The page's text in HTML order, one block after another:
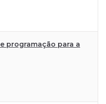
programação para a